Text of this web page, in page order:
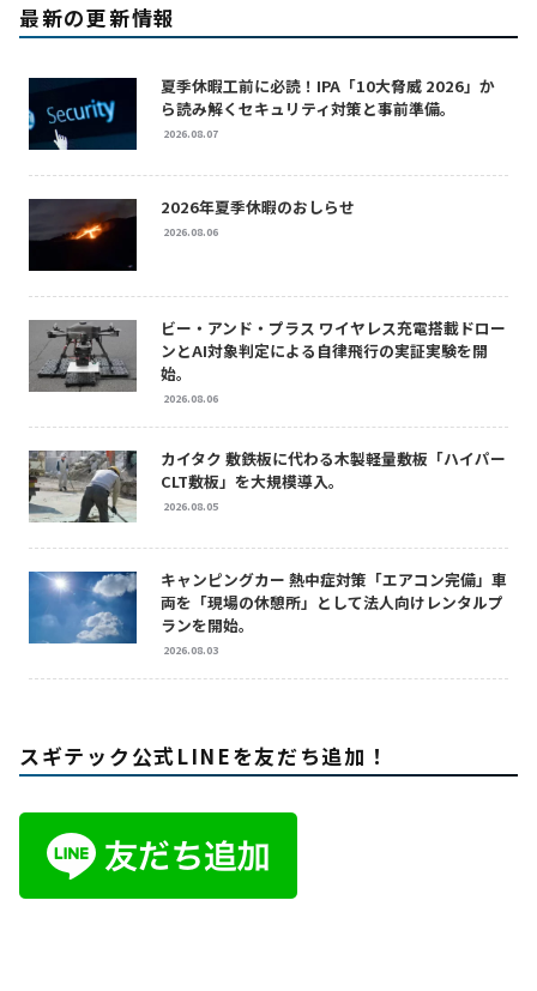
最新の更新情報
夏季休暇工前に必読！IPA「10大脅威 2026」か
ら読み解くセキュリティ対策と事前準備。
2026.08.07
2026年夏季休暇のおしらせ
2026.08.06
ビー・アンド・プラス ワイヤレス充電搭載ドロー
ンとAI対象判定による自律飛行の実証実験を開
始。
2026.08.06
カイタク 敷鉄板に代わる木製軽量敷板「ハイパー
CLT敷板」を大規模導入。
2026.08.05
キャンピングカー 熱中症対策「エアコン完備」車
両を「現場の休憩所」として法人向けレンタルプ
ランを開始。
2026.08.03
スギテック公式LINEを友だち追加！